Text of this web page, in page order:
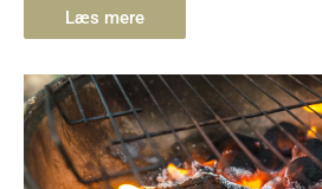
Læs mere